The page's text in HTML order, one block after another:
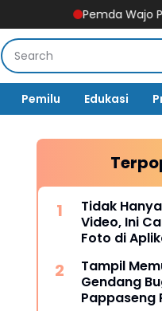
Pemda Wajo Pastikan Tak
Pemilu Edukasi
Tidak
Video, Ini
Foto di
fiturnya
Tampil
Gendang
Pappaseng